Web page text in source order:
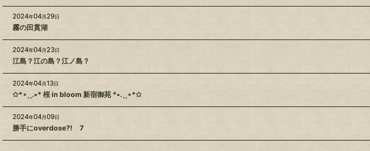
2024年04月 29日
霧の田貫湖
2024年04月 23日
江島？江の島？江ノ島？
2024年04月13日
✩*⋆¸¸.•* 桜 in bloom 新宿御苑 *•.¸¸⋆*✩
2024年04月09日
勝手にoverdose?! 7